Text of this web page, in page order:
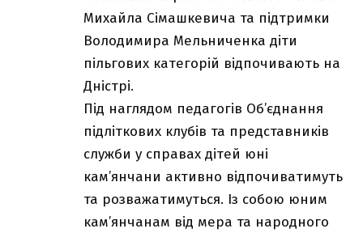
Михайла Сімашкевича та підтримки
Володимира Мельниченка діти
пільгових категорій відпочивають на
Дністрі.
Під наглядом педагогів Об’єднання
підліткових клубів та представників
служби у справах дітей юні
кам’янчани активно відпочиватимуть
та розважатимуться. Із собою юним
кам’янчанам від мера та народного